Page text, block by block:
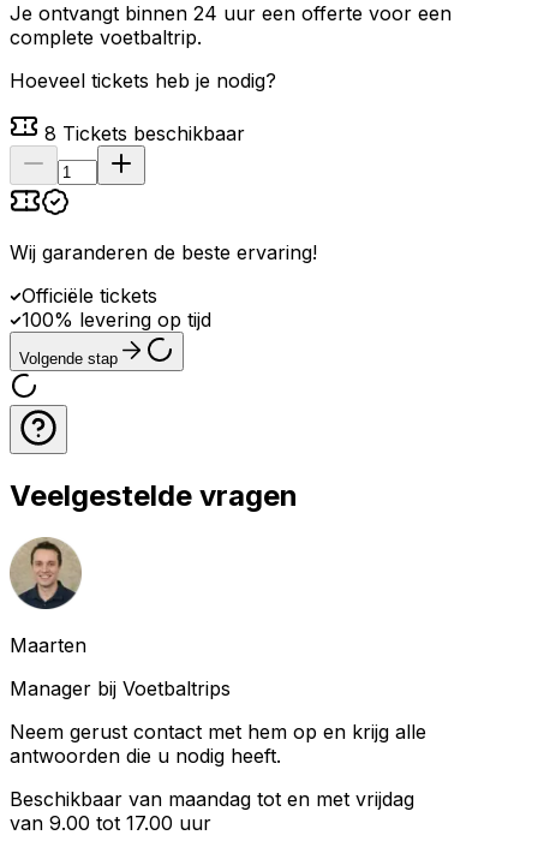
Je ontvangt binnen 24 uur een offerte voor een
complete voetbaltrip.
Hoeveel tickets heb je nodig?
8 Tickets beschikbaar
Wij garanderen de beste ervaring!
Officiële tickets
100% levering op tijd
Volgende stap
Veelgestelde vragen
Maarten
Manager bij Voetbaltrips
Neem gerust contact met hem op en krijg alle
antwoorden die u nodig heeft.
Beschikbaar van maandag tot en met vrijdag
van 9.00 tot 17.00 uur